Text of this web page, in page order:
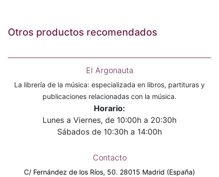
Otros productos recomendados
El Argonauta
La librería de la música: especializada en libros, partituras y
publicaciones relacionadas con la música.
Horario:
Lunes a Viernes, de 10:00h a 20:30h
Sábados de 10:30h a 14:00h
Contacto
C/ Fernández de los Ríos, 50. 28015 Madrid (España)